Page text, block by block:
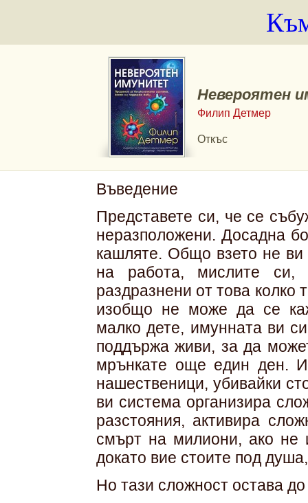
Невероятен
Филип Детмер
Откъс
Въведение
Представете си, че се
неразположени. Досадна
кашляте. Общо взето не ви
на работа, мислите си,
раздразнени от това колко
изобщо не може да се
малко дете, имунната ви
поддържа живи, за да
мрънкате още един ден. И
нашественици, убивайки
ви система организира
разстояния, активира
смърт на милиони, ако не
докато вие стоите под
Но тази сложност остава